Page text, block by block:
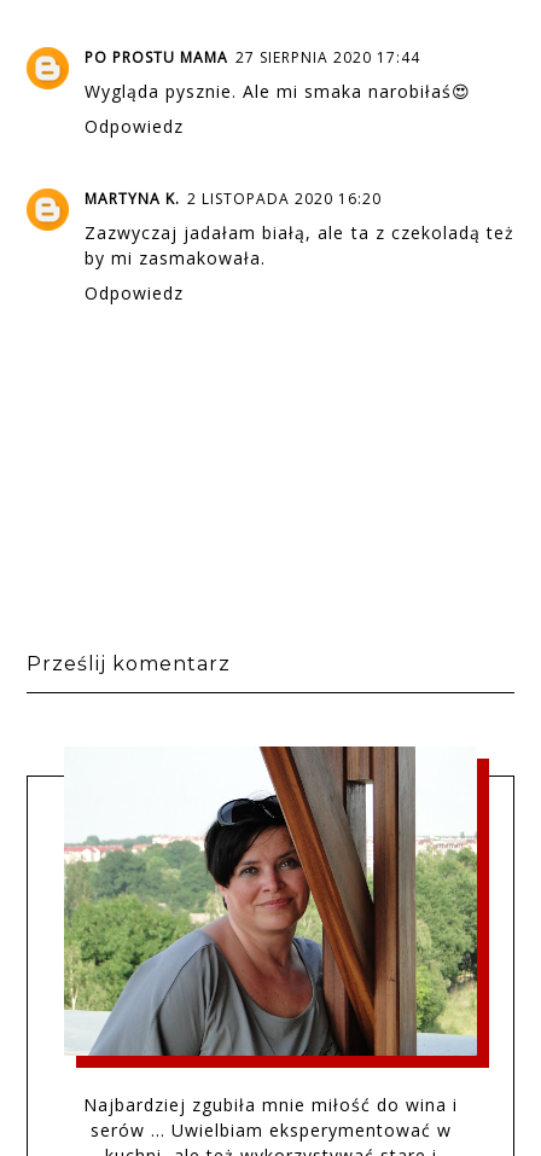
PO PROSTU MAMA 27 SIERPNIA 2020 17:44
Wygląda pysznie. Ale mi smaka narobiłaś😍
Odpowiedz
MARTYNA K. 2 LISTOPADA 2020 16:20
Zazwyczaj jadałam białą, ale ta z czekoladą też
by mi zasmakowała.
Odpowiedz
Prześlij komentarz
Najbardziej zgubiła mnie miłość do wina i
serów … Uwielbiam eksperymentować w